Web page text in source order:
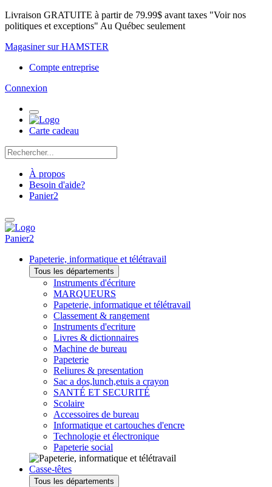
Livraison GRATUITE à partir de 79.99$ avant taxes "Voir nos
politiques et exceptions" Au Québec seulement
Magasiner sur HAMSTER
Compte entreprise
Connexion
Carte cadeau
À propos
Besoin d'aide?
Panier2
Panier2
Papeterie, informatique et télétravail
Tous les départements
Instruments d'écriture
MARQUEURS
Papeterie, informatique et télétravail
Classement & rangement
Instruments d'ecriture
Livres & dictionnaires
Machine de bureau
Papeterie
Reliures & presentation
Sac a dos,lunch,etuis a crayon
SANTÉ ET SECURITÉ
Scolaire
Accessoires de bureau
Informatique et cartouches d'encre
Technologie et électronique
Papeterie social
Casse-têtes
Tous les départements